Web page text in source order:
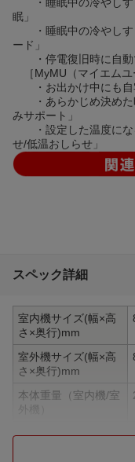
・睡眠中の冷やしす
眠」
・睡眠中の冷やしす
ード」
・停電復旧時に自動
［MyMU（マイエムユ
・お出かけ中にも自
・あらかじめ決めた
みサポート」
・設定した温度にな
せ/低温おしらせ」
スペック詳細
室内機サイズ(幅×高
さ×奥行)mm
室外機サイズ(幅×高
さ×奥行)mm
本体重量（室内機/室
外機）
畳数目安